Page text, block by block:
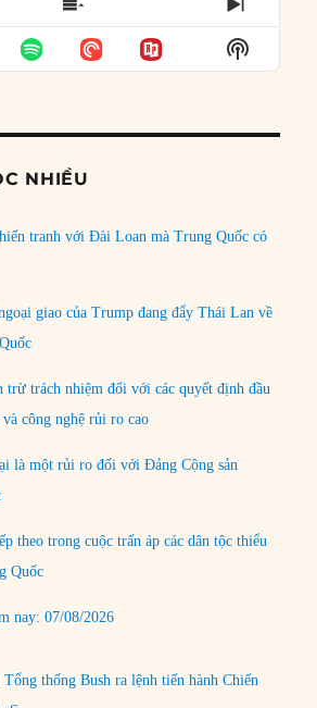
SHOW
EPISODES
LIST
NEXT
Show
Podcast
NHIỀU
tranh với Đài Loan mà Trung Quốc có
giao của Trump đang đẩy Thái Lan về
trừ trách nhiệm đối với các quyết định đầu
công nghệ rủi ro cao
là một rủi ro đối với Đảng Cộng sản
theo trong cuộc trấn áp các dân tộc thiểu
Quốc
nay: 07/08/2026
thống Bush ra lệnh tiến hành Chiến